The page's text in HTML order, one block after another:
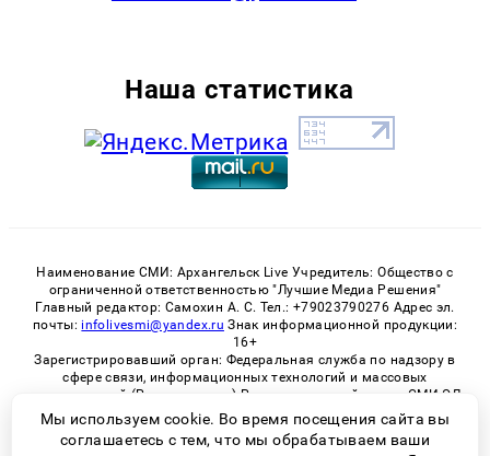
Наша статистика
Наименование СМИ: Архангельск Live Учредитель: Общество с
ограниченной ответственностью "Лучшие Медиа Решения"
Главный редактор: Самохин А. С. Тел.: +79023790276 Адрес эл.
почты: infolivesmi@yandex.ru Знак информационной продукции:
16+
Зарегистрировавший орган: Федеральная служба по надзору в
сфере связи, информационных технологий и массовых
коммуникаций (Роскомнадзор) Регистрационный номер СМИ ЭЛ
№ ФС 77 - 82533 от 21.01.2022
Мы используем cookie. Во время посещения сайта вы
соглашаетесь с тем, что мы обрабатываем ваши